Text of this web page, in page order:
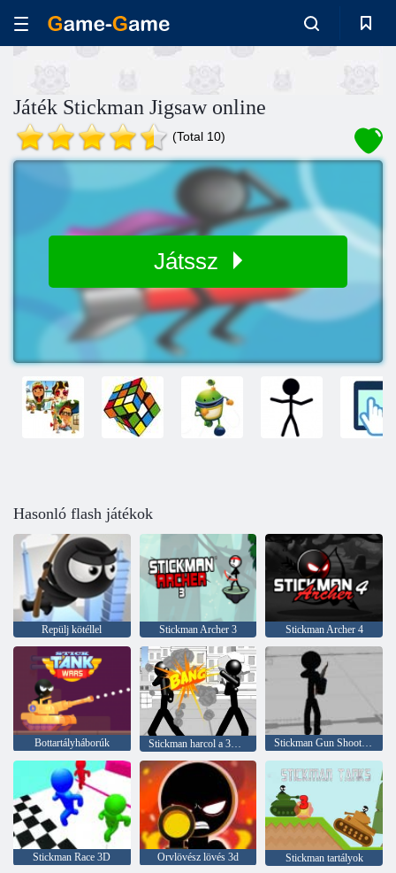
Játék Stickman Jigsaw online
(Total 10)
Játssz
Hasonló flash játékok
Repülj kötéllel Stickman Archer 3 Stickman Archer 4
Bottartályháborúk Stickman harcol a 3D -vel Stickman Gun Shooter 3D
Stickman Race 3D Orvlövész lövés 3d Stickman tartályok